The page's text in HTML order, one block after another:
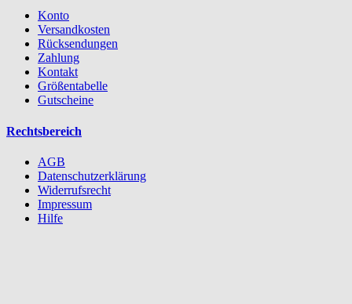
Konto
Versandkosten
Rücksendungen
Zahlung
Kontakt
Größentabelle
Gutscheine
Rechtsbereich
AGB
Datenschutzerklärung
Widerrufsrecht
Impressum
Hilfe